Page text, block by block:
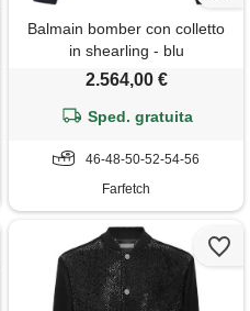
Balmain bomber con colletto
in shearling - blu
2.564,00 €
Sped. gratuita
46-48-50-52-54-56
Farfetch